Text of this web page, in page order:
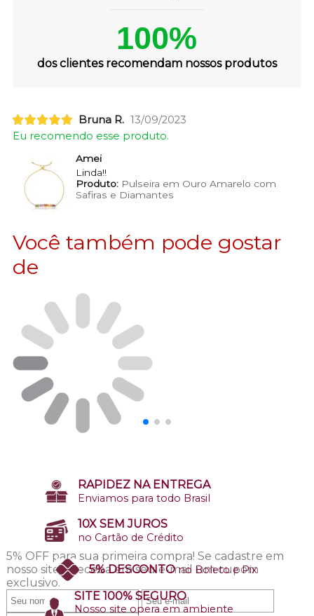
100%
dos clientes recomendam nossos produtos
Bruna R. 13/09/2023
Eu recomendo esse produto.
Amei
Linda!!
Produto:Pulseira em Ouro Amarelo com
Safiras e Diamantes
Você também pode gostar
de
RAPIDEZ NA ENTREGA
Enviamos para todo Brasil
10X SEM JUROS
no Cartão de Crédito
5% DESCONTO no Boleto e Pix
SITE 100% SEGURO
Nosso site opera em ambiente
5% OFF para sua primeira compra! Se cadastre em
nosso site e receba em seu e-mail um cupom
exclusivo.